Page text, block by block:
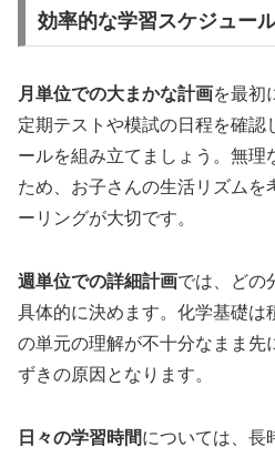
効率的な学習スケジュー
月単位での大まかな計画を最初
定期テストや模試の日程を確認
ールを組み立てましょう。無理
ため、お子さんの生活リズムを
ーリングが大切です。
週単位での詳細計画では、どの
具体的に決めます。化学基礎は
の単元の理解が不十分なまま先
ずきの原因となります。
日々の学習時間については、長